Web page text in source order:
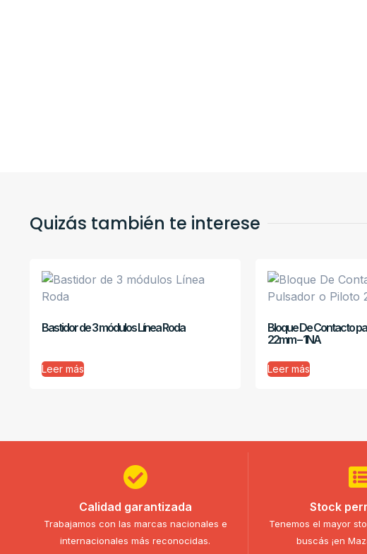
Quizás también te interese
Bastidor de 3 módulos Línea Roda
Leer más
Bloque De Contacto
22mm – 1NA
Leer más
Calidad garantizada
Trabajamos con las marcas nacionales e
internacionales más reconocidas.
Stock
Tenemos el mayor
buscás ¡en